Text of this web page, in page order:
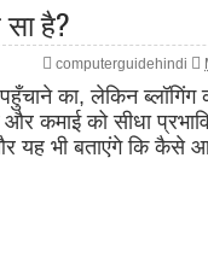
है?
computerguidehindi
का, लेकिन
कमाई को सीधा
यह भी बताएंगे कि कैसे